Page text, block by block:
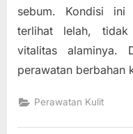
sebum. Kondisi
terlihat lelah, tidak
vitalitas alaminya.
perawatan berbahan
Perawatan Kulit